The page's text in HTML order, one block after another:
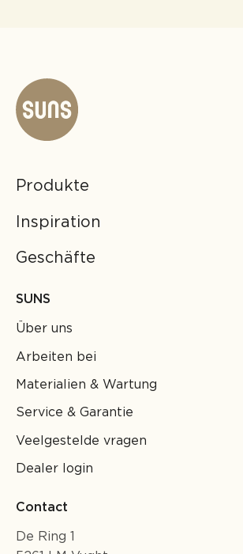
Produkte
Inspiration
Geschäfte
SUNS
Über uns
Arbeiten bei
Materialien & Wartung
Service & Garantie
Veelgestelde vragen
Dealer login
Contact
De Ring 1